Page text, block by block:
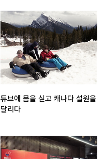
튜브에 몸을 싣고 캐나다 설원을
달리다